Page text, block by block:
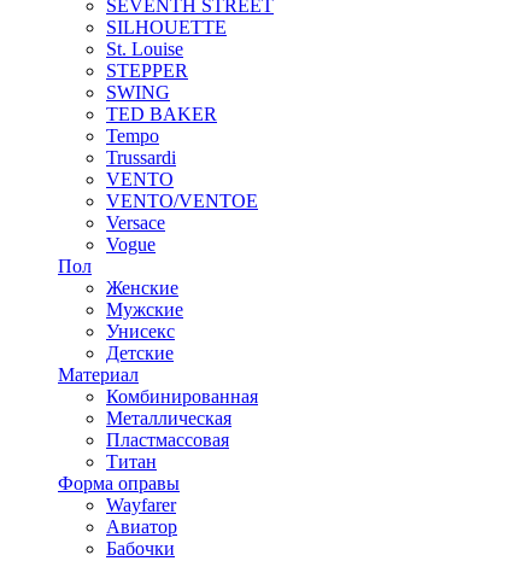
SEVENTH STREET
SILHOUETTE
St. Louise
STEPPER
SWING
TED BAKER
Tempo
Trussardi
VENTO
VENTO/VENTOE
Versace
Vogue
Пол
Женские
Мужские
Унисекс
Детские
Материал
Комбинированная
Металлическая
Пластмассовая
Титан
Форма оправы
Wayfarer
Авиатор
Бабочки